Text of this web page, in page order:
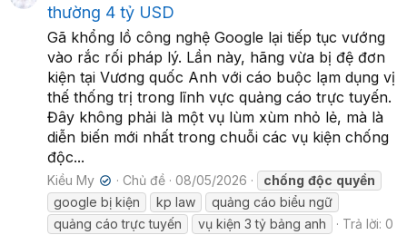
thường 4 tỷ USD
Gã khổng lồ công nghệ Google lại tiếp tục vướng
vào rắc rối pháp lý. Lần này, hãng vừa bị đệ đơn
kiện tại Vương quốc Anh với cáo buộc lạm dụng vị
thế thống trị trong lĩnh vực quảng cáo trực tuyến.
Đây không phải là một vụ lùm xùm nhỏ lẻ, mà là
diễn biến mới nhất trong chuỗi các vụ kiện chống
độc...
Kiều My ✔ Chủ đề 08/05/2026 chống độc quyền
google bị kiện
kp law
quảng cáo biểu ngữ
quảng cáo trực tuyến
vụ kiện 3 tỷ bảng anh
Trả lời: 0